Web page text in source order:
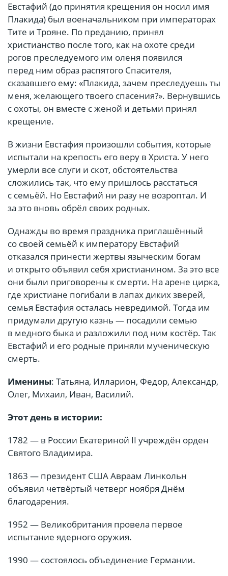
Евстафий (до принятия крещения он носил имя
Плакида) был военачальником при императорах
Тите и Трояне. По преданию, принял
христианство после того, как на охоте среди
рогов преследуемого им оленя появился
перед ним образ распятого Спасителя,
сказавшего ему: «Плакида, зачем преследуешь ты
меня, желающего твоего спасения?». Вернувшись
с охоты, он вместе с женой и детьми принял
крещение.
В жизни Евстафия произошли события, которые
испытали на крепость его веру в Христа. У него
умерли все слуги и скот, обстоятельства
сложились так, что ему пришлось расстаться
с семьёй. Но Евстафий ни разу не возроптал. И
за это вновь обрёл своих родных.
Однажды во время праздника приглашённый
со своей семьёй к императору Евстафий
отказался принести жертвы языческим богам
и открыто объявил себя христианином. За это все
они были приговорены к смерти. На арене цирка,
где христиане погибали в лапах диких зверей,
семья Евстафия осталась невредимой. Тогда им
придумали другую казнь — посадили семью
в медного быка и разложили под ним костёр. Так
Евстафий и его родные приняли мученическую
смерть.
Именины: Татьяна, Илларион, Федор, Александр,
Олег, Михаил, Иван, Василий.
Этот день в истории:
1782 — в России Екатериной II учреждён орден
Святого Владимира.
1863 — президент США Авраам Линкольн
объявил четвёртый четверг ноября Днём
благодарения.
1952 — Великобритания провела первое
испытание ядерного оружия.
1990 — состоялось объединение Германии.